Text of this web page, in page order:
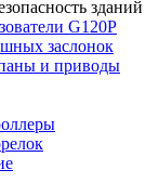
зданий
G120P
заслонок
и приводы